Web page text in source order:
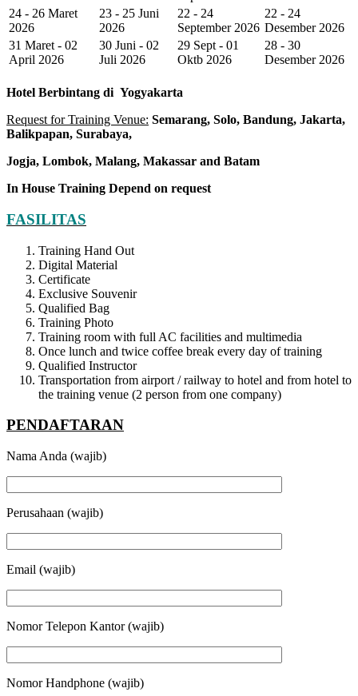
24 - 26 Maret
2026
23 - 25 Juni
2026
22 - 24
September 2026
22 - 24
Desember 2026
31 Maret - 02
April 2026
30 Juni - 02
Juli 2026
29 Sept - 01
Oktb 2026
28 - 30
Desember 2026
Hotel Berbintang di Yogyakarta
Request for Training Venue: Semarang, Solo, Bandung, Jakarta,
Balikpapan, Surabaya,
Jogja, Lombok, Malang, Makassar and Batam
In House Training Depend on request
FASILITAS
Training Hand Out
Digital Material
Certificate
Exclusive Souvenir
Qualified Bag
Training Photo
Training room with full AC facilities and multimedia
Once lunch and twice coffee break every day of training
Qualified Instructor
Transportation from airport / railway to hotel and from hotel to
the training venue (2 person from one company)
PENDAFTARAN
Nama Anda (wajib)
Perusahaan (wajib)
Email (wajib)
Nomor Telepon Kantor (wajib)
Nomor Handphone (wajib)